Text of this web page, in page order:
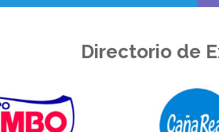
Directorio de